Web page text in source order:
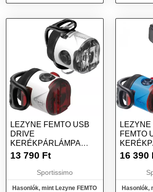
mini 2LED 8920256
LEZYNE FEMTO USB
DRIVE
KERÉKPÁRLÁMPA
SZETT, FEHÉR, MÉRET
13 790 Ft
Sportissimo
Hasonlók, mint Lezyne FEMTO
FEMTO
SZETT,
16 390
Hasonlók,